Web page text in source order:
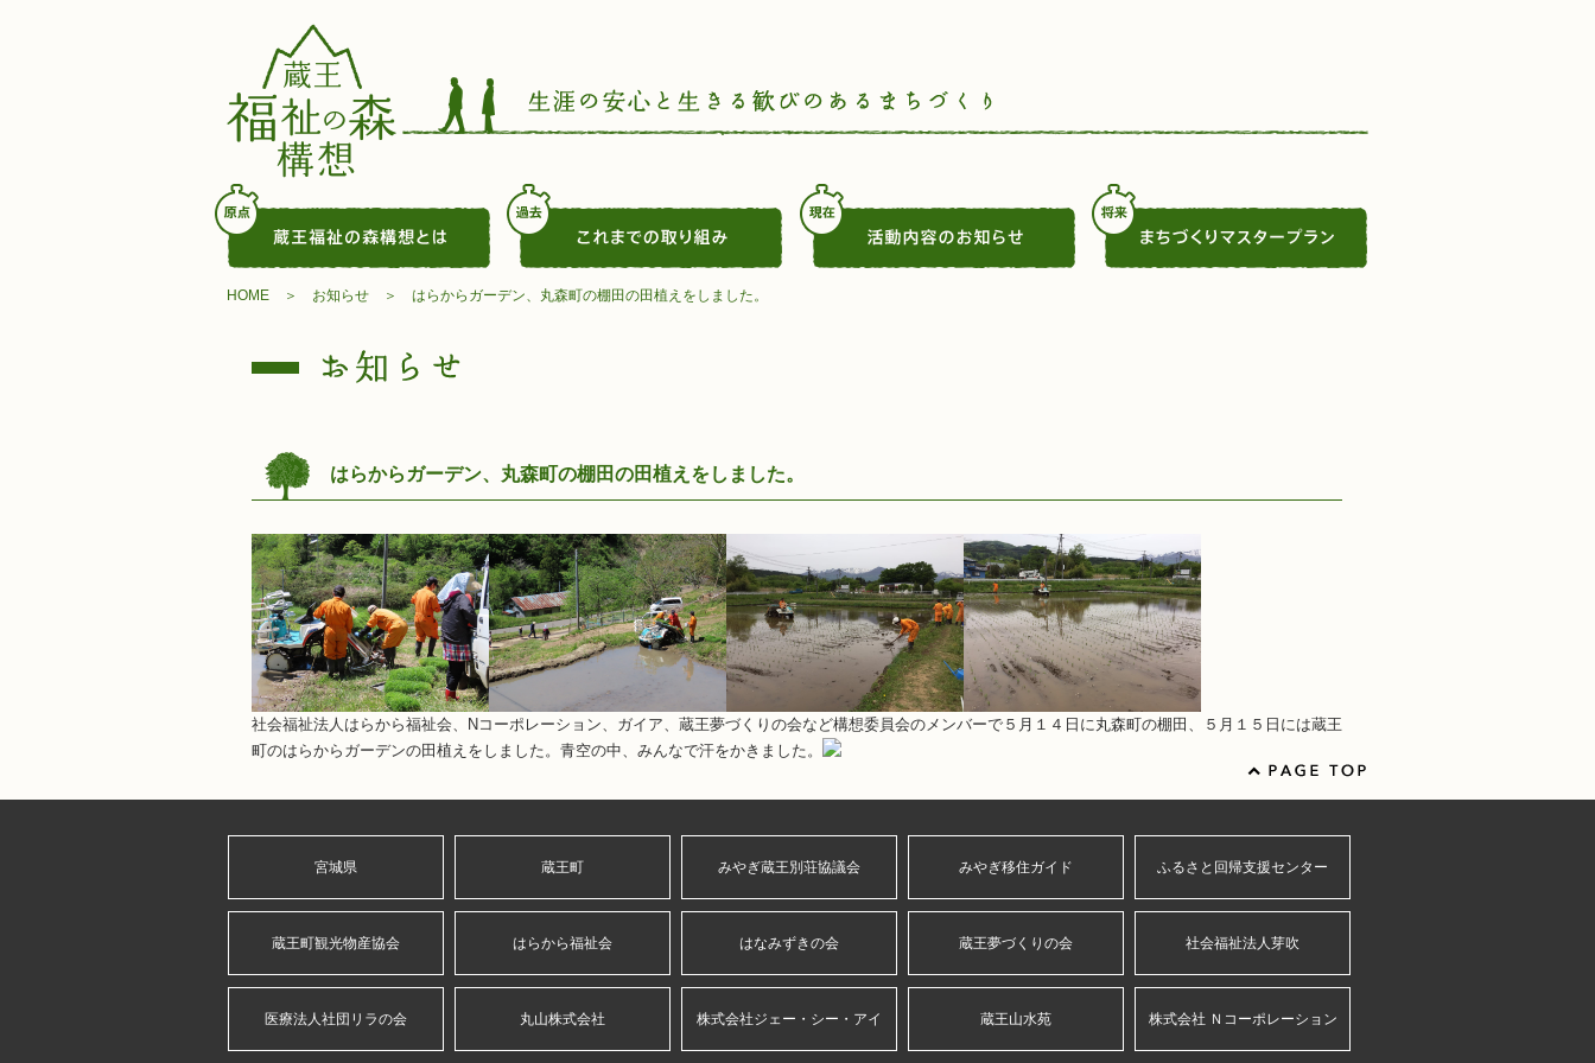
HOME お知らせ はらからガーデン、丸森町の棚田の田植えをしました。
はらからガーデン、丸森町の棚田の田植えをしました。
社会福祉法人はらから福祉会、Nコーポレーション、ガイア、蔵王夢づくりの会など構想委員会のメンバーで５月１４日に丸森町の棚田、５月１５日には蔵王
町のはらからガーデンの田植えをしました。青空の中、みんなで汗をかきました。
宮城県 蔵王町 みやぎ蔵王別荘協議会 みやぎ移住ガイド ふるさと回帰支援センター
蔵王町観光物産協会 はらから福祉会 はなみずきの会 蔵王夢づくりの会 社会福祉法人芽吹
医療法人社団リラの会 丸山株式会社 株式会社ジェー・シー・アイ 蔵王山水苑 株式会社 Ｎコーポレーション